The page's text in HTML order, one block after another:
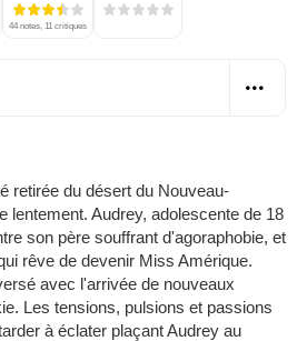
44 notes, 11 critiques
retirée du désert du Nouveau-
lentement. Audrey, adolescente de 18
son père souffrant d'agoraphobie, et
rêve de devenir Miss Amérique.
avec l'arrivée de nouveaux
Les tensions, pulsions et passions
à éclater plaçant Audrey au